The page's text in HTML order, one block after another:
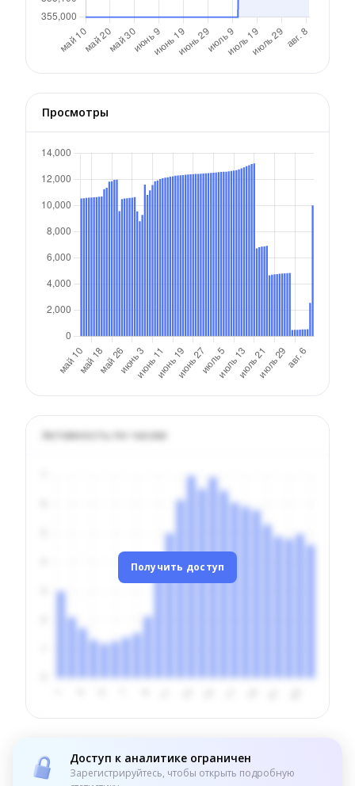
Просмотры
Активность по часам
Получить доступ
Доступ к аналитике ограничен
Зарегистрируйтесь, чтобы открыть подробную